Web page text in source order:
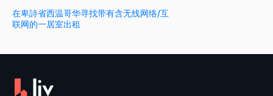
在卑詩省西温哥华寻找带有含无线网络/互
联网的一居室出租